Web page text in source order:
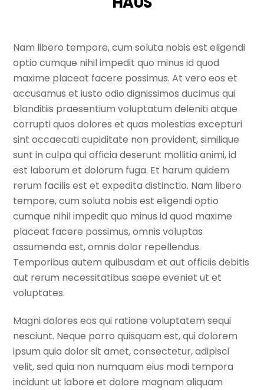
Nam libero tempore, cum soluta nobis est eligendi
optio cumque nihil impedit quo minus id quod
maxime placeat facere possimus. At vero eos et
accusamus et iusto odio dignissimos ducimus qui
blanditiis praesentium voluptatum deleniti atque
corrupti quos dolores et quas molestias excepturi
sint occaecati cupiditate non provident, similique
sunt in culpa qui officia deserunt mollitia animi, id
est laborum et dolorum fuga. Et harum quidem
rerum facilis est et expedita distinctio. Nam libero
tempore, cum soluta nobis est eligendi optio
cumque nihil impedit quo minus id quod maxime
placeat facere possimus, omnis voluptas
assumenda est, omnis dolor repellendus.
Temporibus autem quibusdam et aut officiis debitis
aut rerum necessitatibus saepe eveniet ut et
voluptates.
Magni dolores eos qui ratione voluptatem sequi
nesciunt. Neque porro quisquam est, qui dolorem
ipsum quia dolor sit amet, consectetur, adipisci
velit, sed quia non numquam eius modi tempora
incidunt ut labore et dolore magnam aliquam